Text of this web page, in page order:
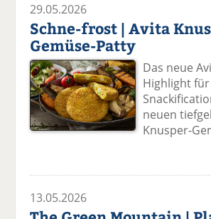
29.05.2026
Schne-frost | Avita
Gemüse-Patty
Das neue
Highlight
neuen
Knusper-
13.05.2026